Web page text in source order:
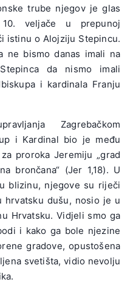
trube njegov je glas
veljače u prepunoj
istinu o Alojziju Stepincu.
ne bismo danas imali na
da nismo imali
i kardinala Franju
Zagrebačkom
i Kardinal bio je među
proroka Jeremiju „grad
brončana“ (Jer 1,18). U
blizinu, njegove su riječi
hrvatsku dušu, nosio je u
Hrvatsku. Vidjeli smo ga
i kako ga bole njezine
gradove, opustošena
svetišta, vidio nevolju